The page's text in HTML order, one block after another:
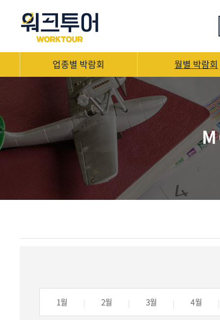
업종별 박람회 월별 박람회
1월 2월 3월 4월
1월 2월 3월 4월
1월 2월 3월 4월